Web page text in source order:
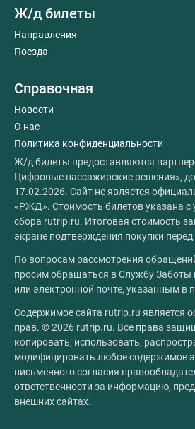
Ж/д билеты
Направления
Поезда
Справочная
Новости
О нас
Политика конфиденциальности
Ж/д билеты предоставляются
Цифровые пассажирские решения»,
17.02.2026. Сайт не является
«РЖД». Стоимость билетов указана с
сбора rutrip.ru. Итоговая стоимость
экране подтверждения покупки перед
По вопросам рассмотрения
просим обращаться в Службу Заботы
или электронной почте, указанным в
Содержимое сайта rutrip.ru является
прав. © 2026 rutrip.ru. Все права
копировать, использовать,
модифицировать любое содержимое
письменного согласия
ответственности за информацию,
внешних сайтах.